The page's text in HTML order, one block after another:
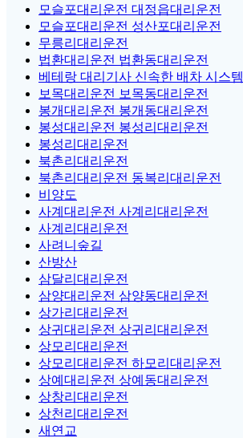
모슬포대리운전 대정읍대리운전
모슬포대리운전 성산포대리운전
무릉리대리운전
법환대리운전 법환동대리운전
베테랑 대리기사 신속한 배차 시스템
보목대리운전 보목동대리운전
봉개대리운전 봉개동대리운전
봉성대리운전 봉성리대리운전
봉성리대리운전
북촌리대리운전
북촌리대리운전 동복리대리운전
비양도
사계대리운전 사계리대리운전
사계리대리운전
사려니숲길
산방산
삼달리대리운전
삼양대리운전 삼양동대리운전
상가리대리운전
상귀대리운전 상귀리대리운전
상모리대리운전
상모리대리운전 하모리대리운전
상예대리운전 상예동대리운전
상창리대리운전
상천리대리운전
새연교